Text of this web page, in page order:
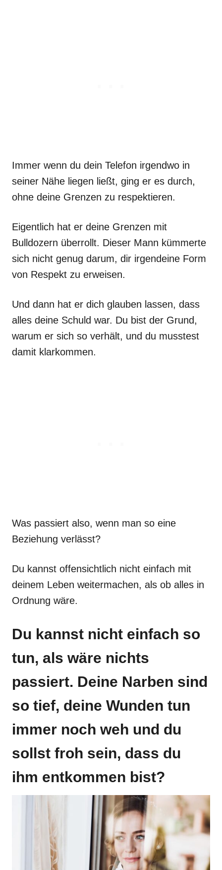
Immer wenn du dein Telefon irgendwo in
seiner Nähe liegen ließt, ging er es durch,
ohne deine Grenzen zu respektieren.
Eigentlich hat er deine Grenzen mit
Bulldozern überrollt. Dieser Mann kümmerte
sich nicht genug darum, dir irgendeine Form
von Respekt zu erweisen.
Und dann hat er dich glauben lassen, dass
alles deine Schuld war. Du bist der Grund,
warum er sich so verhält, und du musstest
damit klarkommen.
Was passiert also, wenn man so eine
Beziehung verlässt?
Du kannst offensichtlich nicht einfach mit
deinem Leben weitermachen, als ob alles in
Ordnung wäre.
Du kannst nicht einfach so
tun, als wäre nichts
passiert. Deine Narben sind
so tief, deine Wunden tun
immer noch weh und du
sollst froh sein, dass du
ihm entkommen bist?